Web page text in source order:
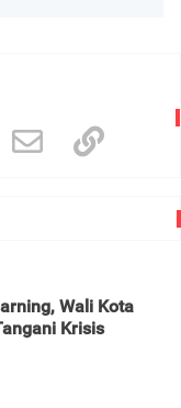
Wali Kota
Krisis